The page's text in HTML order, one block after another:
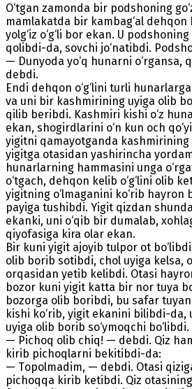
O‘tgan zamonda bir podshoning
mamlakatda bir kambag‘al dehqon
yolg‘iz o‘g‘li bor ekan. U
qolibdi-da, sovchi jo‘natibdi.
— Dunyoda yo‘q hunarni o‘rgansa,
debdi.
Endi dehqon o‘g‘lini turli
va uni bir kashmirining uyiga olib
qilib beribdi. Kashmiri kishi o‘z
ekan, shogirdlarini o‘n kun och
yigitni qamayotganda kashmirining
yigitga otasidan yashirincha
hunarlarning hammasini unga
o‘tgach, dehqon kelib o‘g‘lini olib
yigitning o‘lmaganini ko‘rib hayron
payiga tushibdi. Yigit qizdan
ekanki, uni o‘qib bir dumalab,
qiyofasiga kira olar ekan.
Bir kuni yigit ajoyib tulpor ot
olib borib sotibdi, chol uyiga kelsa,
orqasidan yetib kelibdi. Otasi
bozor kuni yigit katta bir nor tuya
bozorga olib boribdi, bu safar
kishi ko‘rib, yigit ekanini bilibdi-
uyiga olib borib so‘ymoqchi bo‘libdi.
— Pichoq olib chiq! — debdi. Qiz
kirib pichoqlarni bekitibdi-da:
— Тopolmadim, — debdi. Otasi
pichoqqa kirib ketibdi. Qiz